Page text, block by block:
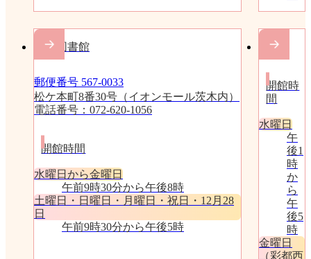
穂積図書館
郵便番号 567-0033
松ケ本町8番30号（イオンモール茨木内）
電話番号：072-620-1056
開館時間
水曜日から金曜日
午前9時30分から午後8時
土曜日・日曜日・月曜日・祝日・12月28
日
午前9時30分から午後5時
分室
開館時
間
水曜日
午
後1
時
か
ら
午
後5
時
金曜日
（彩都西